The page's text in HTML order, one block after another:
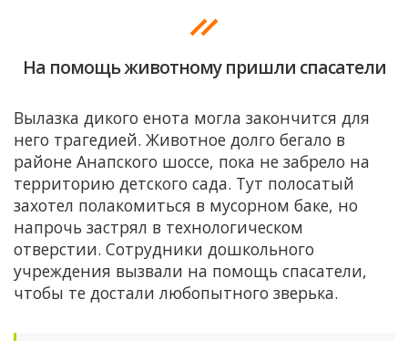
На помощь животному пришли спасатели
Вылазка дикого енота могла закончится для
него трагедией. Животное долго бегало в
районе Анапского шоссе, пока не забрело на
территорию детского сада. Тут полосатый
захотел полакомиться в мусорном баке, но
напрочь застрял в технологическом
отверстии. Сотрудники дошкольного
учреждения вызвали на помощь спасатели,
чтобы те достали любопытного зверька.